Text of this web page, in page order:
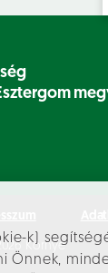
k)
Önnek,
Környe